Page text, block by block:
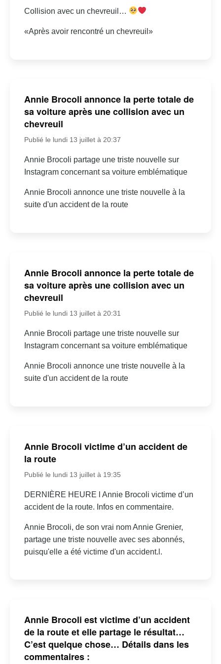
Collision avec un chevreuil…
«Après avoir rencontré un chevreuil»
Annie Brocoli annonce la perte totale de
sa voiture après une collision avec un
chevreuil
Publié le lundi 13 juillet à 20:37
Annie Brocoli partage une triste nouvelle sur
Instagram concernant sa voiture emblématique
Annie Brocoli annonce une triste nouvelle à la
suite d'un accident de la route
Annie Brocoli annonce la perte totale de
sa voiture après une collision avec un
chevreuil
Publié le lundi 13 juillet à 20:31
Annie Brocoli partage une triste nouvelle sur
Instagram concernant sa voiture emblématique
Annie Brocoli annonce une triste nouvelle à la
suite d'un accident de la route
Annie Brocoli victime d’un accident de
la route
Publié le lundi 13 juillet à 19:35
DERNIÈRE HEURE l Annie Brocoli victime d’un
accident de la route. Infos en commentaire.
Annie Brocoli, de son vrai nom Annie Grenier,
partage une triste nouvelle avec ses abonnés,
puisqu'elle a été victime d'un accident.l.
Annie Brocoli est victime d’un accident
de la route et elle partage le résultat…
C’est quelque chose… Détails dans les
commentaires :